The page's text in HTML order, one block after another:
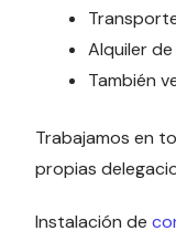
Alquiler
También
Trabajamos en
propias
Instalación de